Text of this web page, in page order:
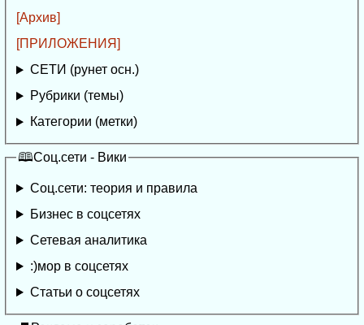
[Архив]
[ПРИЛОЖЕНИЯ]
СЕТИ (рунет осн.)
Рубрики (темы)
Категории (метки)
🕮Соц.сети - Вики
Соц.сети: теория и правила
Бизнес в соцсетях
Сетевая аналитика
:)мор в соцсетях
Статьи о соцсетях